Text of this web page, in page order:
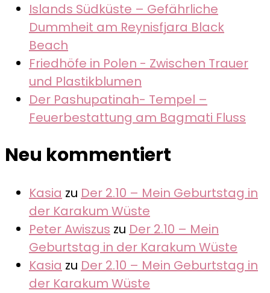
Islands Südküste – Gefährliche
Dummheit am Reynisfjara Black
Beach
Friedhöfe in Polen - Zwischen Trauer
und Plastikblumen
Der Pashupatinah- Tempel –
Feuerbestattung am Bagmati Fluss
Neu kommentiert
Kasia zu Der 2.10 – Mein Geburtstag in
der Karakum Wüste
Peter Awiszus zu Der 2.10 – Mein
Geburtstag in der Karakum Wüste
Kasia zu Der 2.10 – Mein Geburtstag in
der Karakum Wüste